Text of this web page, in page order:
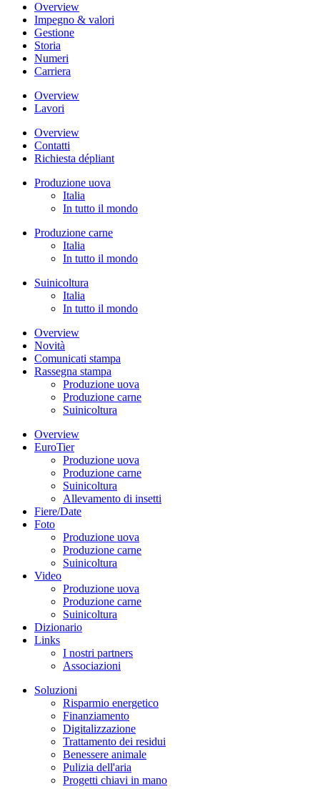
Overview
Impegno & valori
Gestione
Storia
Numeri
Carriera
Overview
Lavori
Overview
Contatti
Richiesta dépliant
Produzione uova
Italia
In tutto il mondo
Produzione carne
Italia
In tutto il mondo
Suinicoltura
Italia
In tutto il mondo
Overview
Novità
Comunicati stampa
Rassegna stampa
Produzione uova
Produzione carne
Suinicoltura
Overview
EuroTier
Produzione uova
Produzione carne
Suinicoltura
Allevamento di insetti
Fiere/Date
Foto
Produzione uova
Produzione carne
Suinicoltura
Video
Produzione uova
Produzione carne
Suinicoltura
Dizionario
Links
I nostri partners
Associazioni
Soluzioni
Risparmio energetico
Finanziamento
Digitalizzazione
Trattamento dei residui
Benessere animale
Pulizia dell'aria
Progetti chiavi in mano